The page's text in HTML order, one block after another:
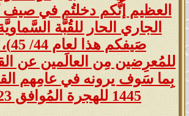
العظيم إنَّكم دخلتُم في
الجاري الحار للقُبَّة
للمُعرِضين مِن العالَمين عن
بِما سَوف يرونه في عامِهم
1445 للهجرة المُوافق 2023 مـ.